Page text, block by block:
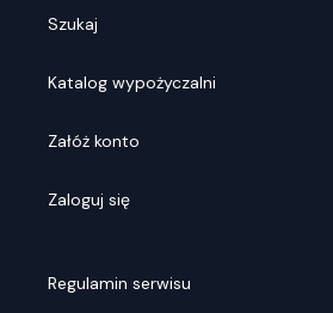
Szukaj
Katalog wypożyczalni
Załóż konto
Zaloguj się
Regulamin serwisu